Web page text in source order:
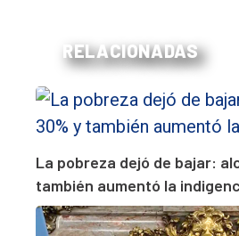
RELACIONADAS
La pobreza dejó de bajar:
también aumentó la